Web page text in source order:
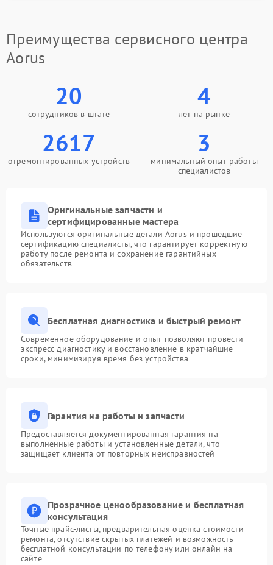
Замена северного моста 2750 рублей
Замена корпуса 890 рублей
Поиск и удаление
вирусов
310 рублей
Преимущества сервисного центра
Aorus
20
сотрудников в штате
4
лет на рынке
2617
отремонтированных устройств
3
минимальный опыт работы
специалистов
Оригинальные запчасти и
сертифицированные мастера
Используются оригинальные детали Aorus и прошедшие
сертификацию специалисты, что гарантирует корректную
работу после ремонта и сохранение гарантийных
обязательств
Бесплатная диагностика и быстрый ремонт
Современное оборудование и опыт позволяют провести
экспресс-диагностику и восстановление в кратчайшие
сроки, минимизируя время без устройства
Гарантия на работы и запчасти
Предоставляется документированная гарантия на
выполненные работы и установленные детали, что
защищает клиента от повторных неисправностей
Прозрачное ценообразование и бесплатная
консультация
Точные прайс-листы, предварительная оценка стоимости
ремонта, отсутствие скрытых платежей и возможность
бесплатной консультации по телефону или онлайн на
сайте